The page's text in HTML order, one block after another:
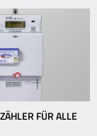
FÜR ALLE